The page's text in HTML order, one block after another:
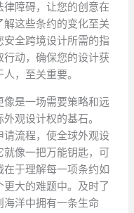
障碍，让您的创意在
这些条约的变化至关
全跨境设计所需的指
动，确保您的设计获
，至关重要。
是一场需要策略和远
观设计权的基石。
请流程，使全球外观设
像一把万能钥匙，可
于理解每一项条约如
大的难题中。及时了
海洋中拥有一条生命